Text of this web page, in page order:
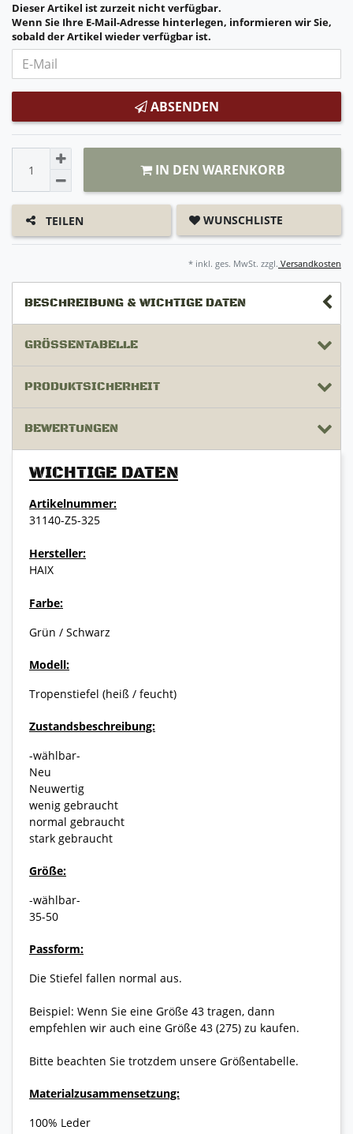
Dieser Artikel ist zurzeit nicht verfügbar.
Wenn Sie Ihre E-Mail-Adresse hinterlegen, informieren wir Sie,
sobald der Artikel wieder verfügbar ist.
ABSENDEN
IN DEN WARENKORB
TEILEN WUNSCHLISTE
* inkl. ges. MwSt. zzgl. Versandkosten
BESCHREIBUNG & WICHTIGE DATEN
GRÖSSENTABELLE
PRODUKTSICHERHEIT
BEWERTUNGEN
WICHTIGE DATEN
Artikelnummer:
31140-Z5-325
Hersteller:
HAIX
Farbe:
Grün / Schwarz
Modell:
Tropenstiefel (heiß / feucht)
Zustandsbeschreibung:
-wählbar-
Neu
Neuwertig
wenig gebraucht
normal gebraucht
stark gebraucht
Größe:
-wählbar-
35-50
Passform:
Die Stiefel fallen normal aus.
Beispiel: Wenn Sie eine Größe 43 tragen, dann
empfehlen wir auch eine Größe 43 (275) zu kaufen.
Bitte beachten Sie trotzdem unsere Größentabelle.
Materialzusammensetzung:
100% Leder